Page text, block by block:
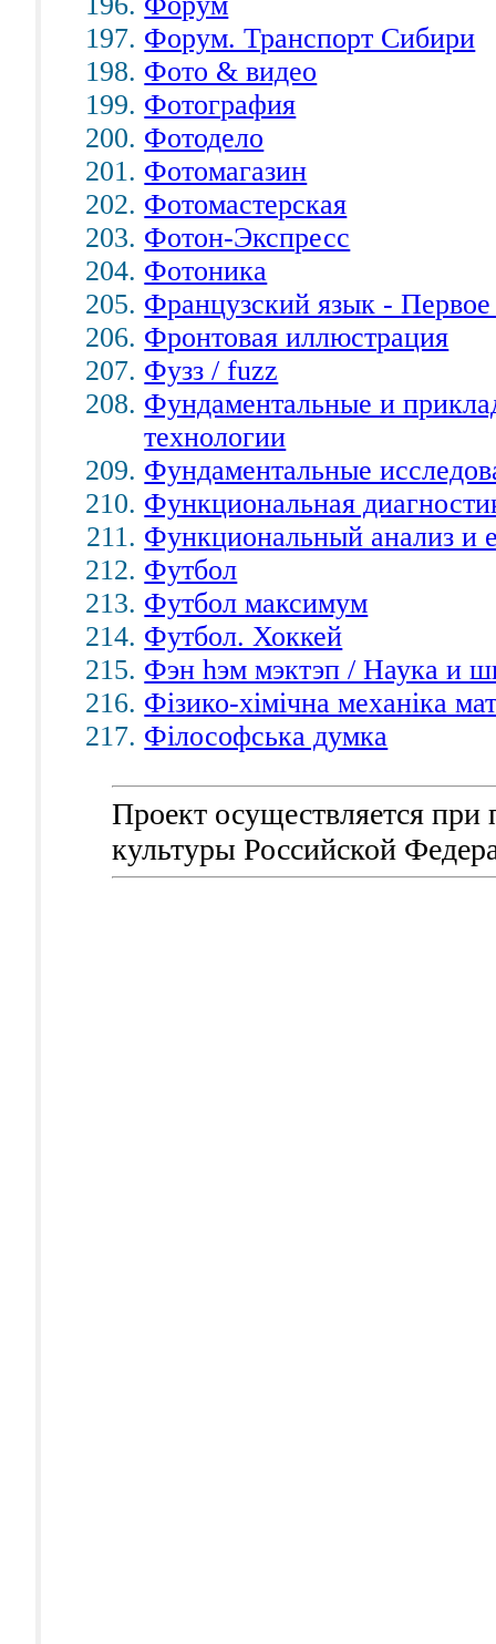
Форум. Транспорт Сибири
Фото & видео
Фотография
Фотодело
Фотомагазин
Фотомастерская
Фотон-Экспресс
Фотоника
Французский язык - Первое
Фронтовая иллюстрация
Фузз / fuzz
Фундаментальные и
технологии
Фундаментальные
Функциональная
Функциональный анализ и
Футбол
Футбол максимум
Футбол. Хоккей
Фэн hэм мэктэп / Наука и
Фізико-хімічна механіка
Філософська думка
Проект осуществляется
культуры Российской